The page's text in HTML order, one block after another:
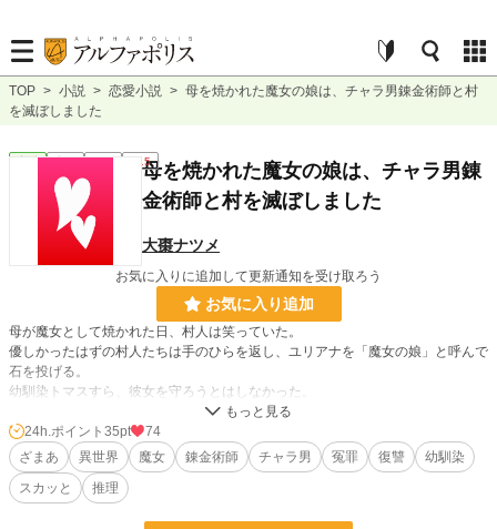
TOP > 小説 > 恋愛小説 > 母を焼かれた魔女の娘は、チャラ男錬金術師と村
を滅ぼしました
恋愛 完結 短編 R15母を焼かれた魔女の娘は、チャラ男錬
金術師と村を滅ぼしました
大棗ナツメ
お気に入りに追加して更新通知を受け取ろう
お気に入り追加
母が魔女として焼かれた日、村人は笑っていた。
優しかったはずの村人たちは手のひらを返し、ユリアナを「魔女の娘」と呼んで
石を投げる。
幼馴染トマスすら、彼女を守ろうとはしなかった。
絶望したユリアナが崖から身を投げようとした
その時――軽薄そうな男が声をかけてくる。
「あっれー？ 死ぬの？」
彼の名はロイ。偽物の黄金を作る、ろくでなしの錬金術師。
24h.ポイント 35pt
74
ざまあ
異世界 魔女 錬金術師 チャラ男 冤罪 復讐
幼馴染
スカッと
推理